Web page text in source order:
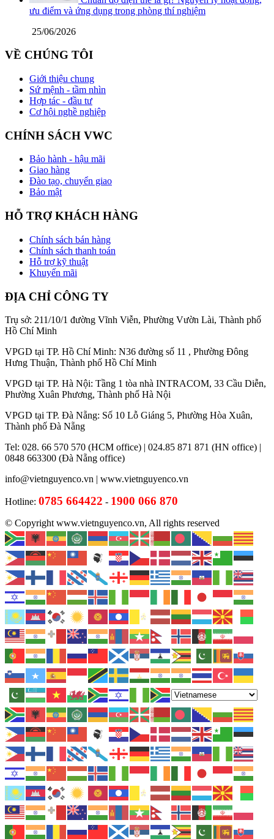
ưu điểm và ứng dụng trong phòng thí nghiệm
25/06/2026
VỀ CHÚNG TÔI
Giới thiệu chung
Sứ mệnh - tầm nhìn
Hợp tác - đầu tư
Cơ hội nghề nghiệp
CHÍNH SÁCH VWC
Bảo hành - hậu mãi
Giao hàng
Đào tạo, chuyển giao
Bảo mật
HỖ TRỢ KHÁCH HÀNG
Chính sách bán hàng
Chính sách thanh toán
Hỗ trợ kỹ thuật
Khuyến mãi
ĐỊA CHỈ CÔNG TY
Trụ sở: 211/10/1 đường Vĩnh Viễn, Phường Vườn Lài, Thành phố
Hồ Chí Minh
VPGD tại TP. Hồ Chí Minh: N36 đường số 11 , Phường Đông
Hưng Thuận, Thành phố Hồ Chí Minh
VPGD tại TP. Hà Nội: Tầng 1 tòa nhà INTRACOM, 33 Cầu Diễn,
Phường Xuân Phương, Thành phố Hà Nội
VPGD tại TP. Đà Nẵng: Số 10 Lỗ Giáng 5, Phường Hòa Xuân,
Thành phố Đà Nẵng
Tel: 028. 66 570 570 (HCM office) | 024.85 871 871 (HN office) |
0848 663300 (Đà Nẵng office)
info@vietnguyenco.vn | www.vietnguyenco.vn
Hotline: 0785 664422 - 1900 066 870
© Copyright www.vietnguyenco.vn, All rights reserved